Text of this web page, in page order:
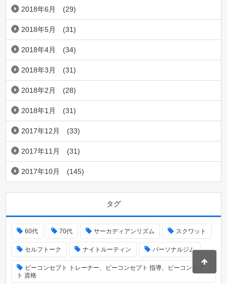
2018年6月 (29)
2018年5月 (31)
2018年4月 (34)
2018年3月 (31)
2018年2月 (28)
2018年1月 (31)
2017年12月 (33)
2017年11月 (31)
2017年10月 (145)
タグ
60代 70代 サーカディアンリズム スクワット
セルフトーク ナイトルーティン パーソナルジム
ビーコンセプト トレーナー、ビーコンセプト 指導、ビーコンセプ
ト 資格